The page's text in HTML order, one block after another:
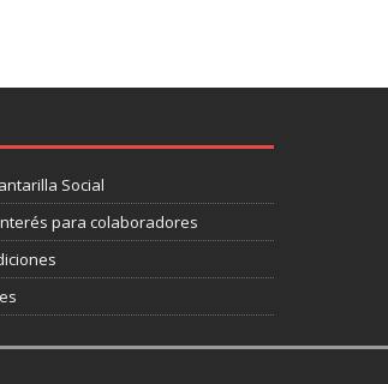
Social
para colaboradores